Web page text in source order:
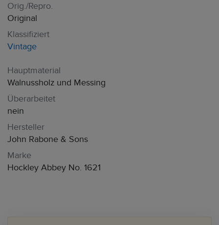
Orig./Repro.
Original
Klassifiziert
Vintage
Hauptmaterial
Walnussholz und Messing
Überarbeitet
nein
Hersteller
John Rabone & Sons
Marke
Hockley Abbey No. 1621